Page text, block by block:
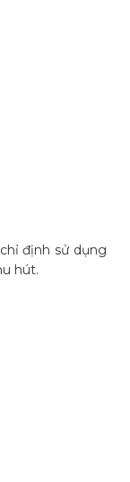
định sử dụng
hút.